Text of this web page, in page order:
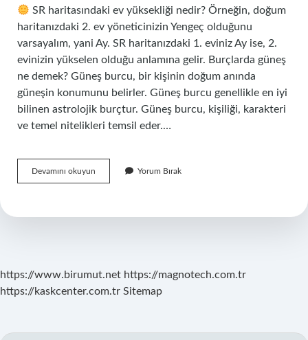
SR haritasındaki ev yüksekliği nedir? Örneğin, doğum
haritanızdaki 2. ev yöneticinizin Yengeç olduğunu
varsayalım, yani Ay. SR haritanızdaki 1. eviniz Ay ise, 2.
evinizin yükselen olduğu anlamına gelir. Burçlarda güneş
ne demek? Güneş burcu, bir kişinin doğum anında
güneşin konumunu belirler. Güneş burcu genellikle en iyi
bilinen astrolojik burçtur. Güneş burcu, kişiliği, karakteri
ve temel nitelikleri temsil eder.…
Devamını okuyun Burçlarda
Solar
Yorum Bırak
https://www.birumut.net https://magnotech.com.tr
https://kaskcenter.com.tr Sitemap